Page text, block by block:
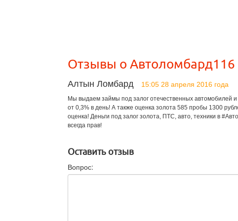
Отзывы о Автоломбард116
Алтын Ломбард 15:05 28 апреля 2016 года
Мы выдаем займы под залог отечественных автомобилей
от 0,3% в день! А также оценка золота 585 пробы 1300
оценка! Деньги под залог золота, ПТС, авто, техники в
всегда прав!
Оставить отзыв
Вопрос: